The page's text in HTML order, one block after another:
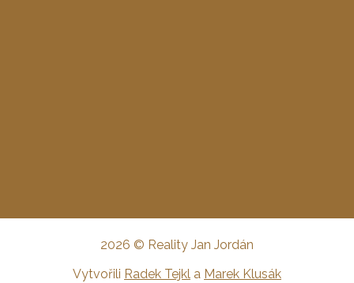
2026 © Reality Jan Jordán
Vytvořili Radek Tejkl a Marek Klusák